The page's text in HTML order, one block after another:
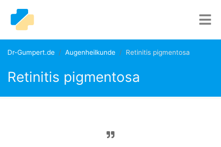
Dr-Gumpert.de Augenheilkunde Retinitis pigmentosa
Retinitis pigmentosa